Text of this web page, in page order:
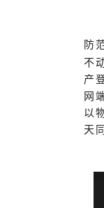
防
不
产
网
以
天